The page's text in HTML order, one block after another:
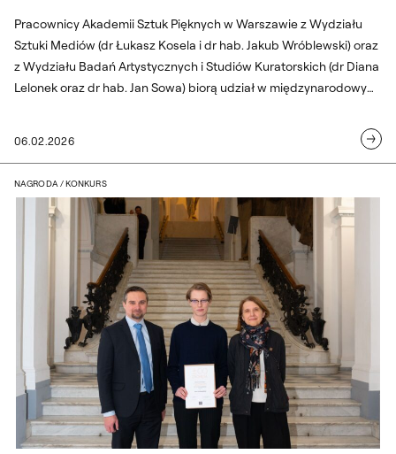
Pracownicy Akademii Sztuk Pięknych w Warszawie z Wydziału
Sztuki Mediów (dr Łukasz Kosela i dr hab. Jakub Wróblewski) oraz
z Wydziału Badań Artystycznych i Studiów Kuratorskich (dr Diana
Lelonek oraz dr hab. Jan Sowa) biorą udział w międzynarodowym
06.02.2026
Jess Łukawskx z nagrodą za najlepszą
NAGRODA / KONKURS